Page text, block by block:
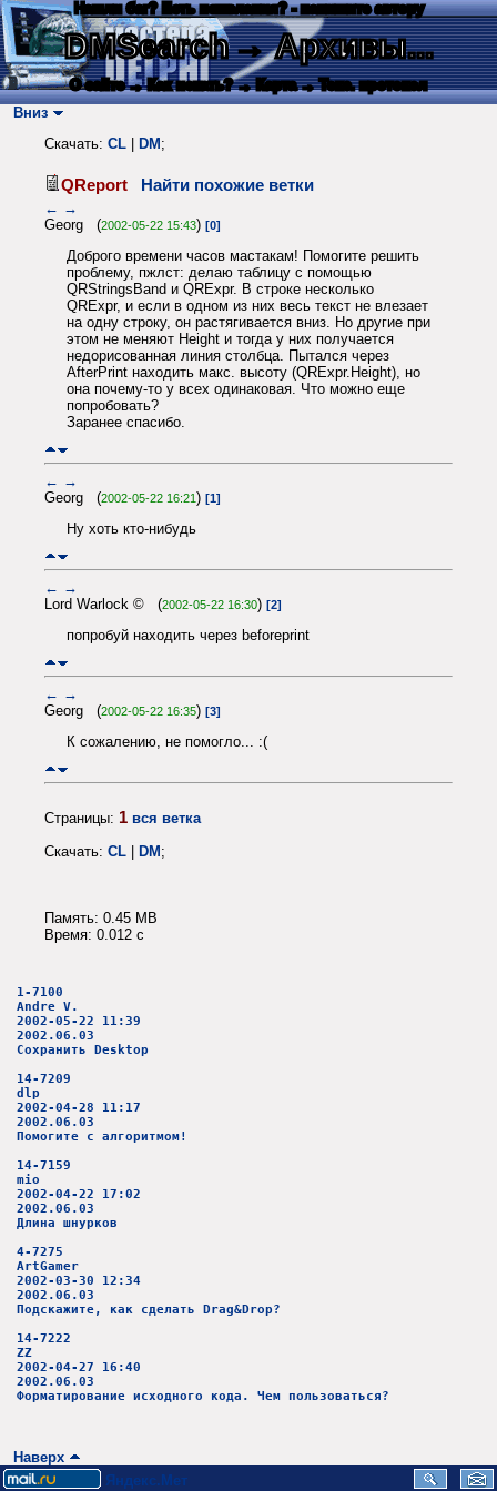
Нашли баг? Есть пожелания? - напишите автору
DMSearch→ Архивы...
О сайте → Как искать? → Карта → Текс. протокол
Вниз
Скачать: CL DM ;
QReport Найти похожие ветки
← →
Georg (2002-05-22 15:43) [0]
Доброго времени часов мастакам! Помогите решить
проблему, пжлст: делаю таблицу с помощью
QRStringsBand и QRExpr. В строке несколько
QRExpr, и если в одном из них весь текст не влезает
на одну строку, он растягивается вниз. Но другие при
этом не меняют Height и тогда у них получается
недорисованная линия столбца. Пытался через
AfterPrint находить макс. высоту (QRExpr.Height), но
она почему-то у всех одинаковая. Что можно еще
попробовать?
Заранее спасибо.
← →
Georg (2002-05-22 16:21) [1]
Ну хоть кто-нибудь
← →
Lord Warlock © (2002-05-22 16:30) [2]
попробуй находить через beforeprint
← →
Georg (2002-05-22 16:35) [3]
К сожалению, не помогло... :(
Страницы: 1 вся ветка
Скачать: CL | DM;
Память: 0.45 MB
Время: 0.012 c
1-7100
Andre V.
2002-05-22 11:39
2002.06.03
Сохранить Desktop
14-7209
dlp
2002-04-28 11:17
2002.06.03
Помогите с алгоритмом!
14-7159
mio
2002-04-22 17:02
2002.06.03
Длина шнурков
4-7275
ArtGamer
2002-03-30 12:34
2002.06.03
Подскажите, как сделать Drag&Drop?
14-7222
ZZ
2002-04-27 16:40
2002.06.03
Форматирование исходного кода. Чем пользоваться?
Наверх